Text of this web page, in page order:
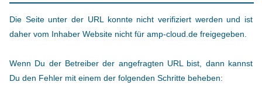
Die Seite unter der URL konnte nicht verifiziert werden und ist
daher vom Inhaber Website nicht für amp-cloud.de freigegeben.
Wenn Du der Betreiber der angefragten URL bist, dann kannst
Du den Fehler mit einem der folgenden Schritte beheben: